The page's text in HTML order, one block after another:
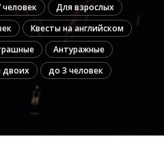
Для взрослых
Квесты на английском
Антуражные
двоих до 3 человек